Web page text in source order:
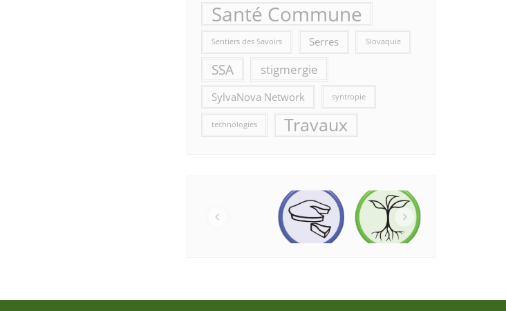
Santé Commune
Sentiers des Savoirs Serres Slovaquie
SSA stigmergie
SylvaNova Network syntropie
technologies Travaux